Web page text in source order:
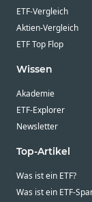
ETF-Vergleich
Aktien-Vergleich
ETF Top Flop
Wissen
Akademie
ETF-Explorer
Newsletter
Top-Artikel
Was ist ein ETF?
Was ist ein ETF-